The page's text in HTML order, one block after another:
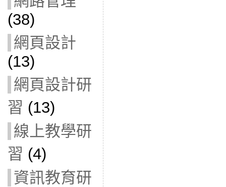
(38)
網頁設計
(13)
網頁設計研
習 (13)
線上教學研
習 (4)
資訊教育研